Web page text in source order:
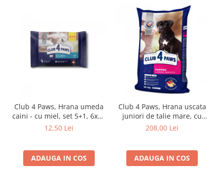
Club 4 Paws, Hrana umeda
caini - cu miel, set 5+1, 6x80
g
12,50 Lei
ADAUGA IN COS
Club 4 Paws, Hrana uscata
juniori de talie mare, cu
pui, 14kg
208,00 Lei
ADAUGA IN COS